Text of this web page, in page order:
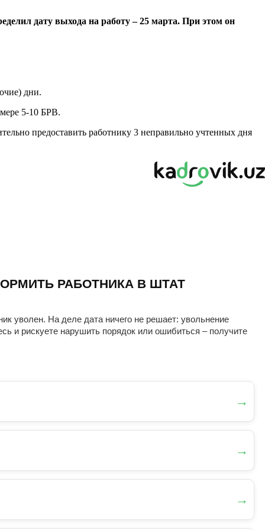
дату выхода на работу – 25 марта. При этом он
дни.
5-10 БРВ.
предоставить работнику 3 неправильно учтенных дня
РАБОТНИКА В ШТАТ
уволен. На деле дата ничего не решает: увольнение
и рискуете нарушить порядок или ошибиться – получите
→
→
→